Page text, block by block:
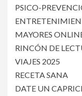
PSICO-
MAYORES
RINCÓN DE
VIAJES 2025
RECETA SANA
DATE UN